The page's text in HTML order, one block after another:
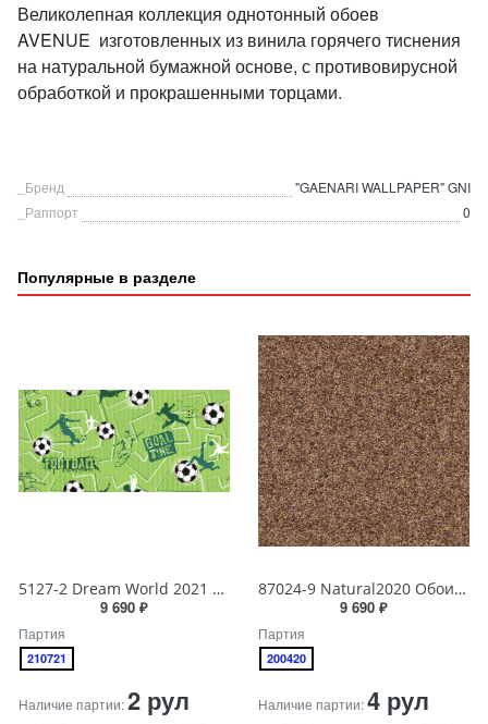
Великолепная коллекция однотонный обоев
AVENUE изготовленных из винила горячего тиснения
на натуральной бумажной основе, с противовирусной
обработкой и прокрашенными торцами.
_Бренд
"GAENARI WALLPAPER" GNI
_Раппорт
0
Популярные в разделе
5127-2 Dream World 2021 Обои виниловые на бумажной основе 1.06*15.6
9 690 ₽
Партия
210721
Наличие партии:2 рул
87024-9 Natural2020 Обои виниловые на бумажной основе 1.06*15.6
9 690 ₽
Партия
200420
Наличие партии:4 рул